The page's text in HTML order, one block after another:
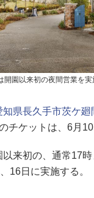
開園以来初の夜間営業を実
知県長久手市茨ケ廻
チケットは、6月10
来初の、通常17
16日に実施する。